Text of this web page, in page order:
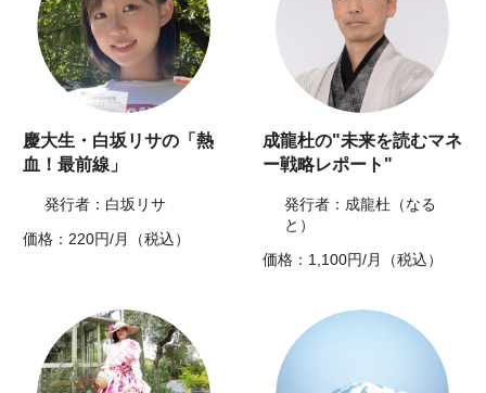
慶大生・白坂リサの「熱
血！最前線」
発行者：白坂リサ
価格：220円/月（税込）
成龍杜の"未来を読むマネ
ー戦略レポート"
発行者：成龍杜（なる
と）
価格：1,100円/月（税込）